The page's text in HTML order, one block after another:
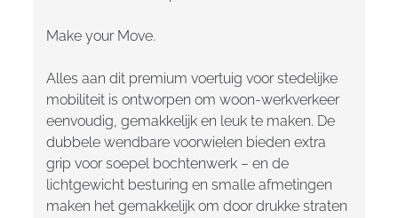
Make your Move.
Alles aan dit premium voertuig voor stedelijke
mobiliteit is ontworpen om woon-werkverkeer
eenvoudig, gemakkelijk en leuk te maken. De
dubbele wendbare voorwielen bieden extra
grip voor soepel bochtenwerk – en de
lichtgewicht besturing en smalle afmetingen
maken het gemakkelijk om door drukke straten